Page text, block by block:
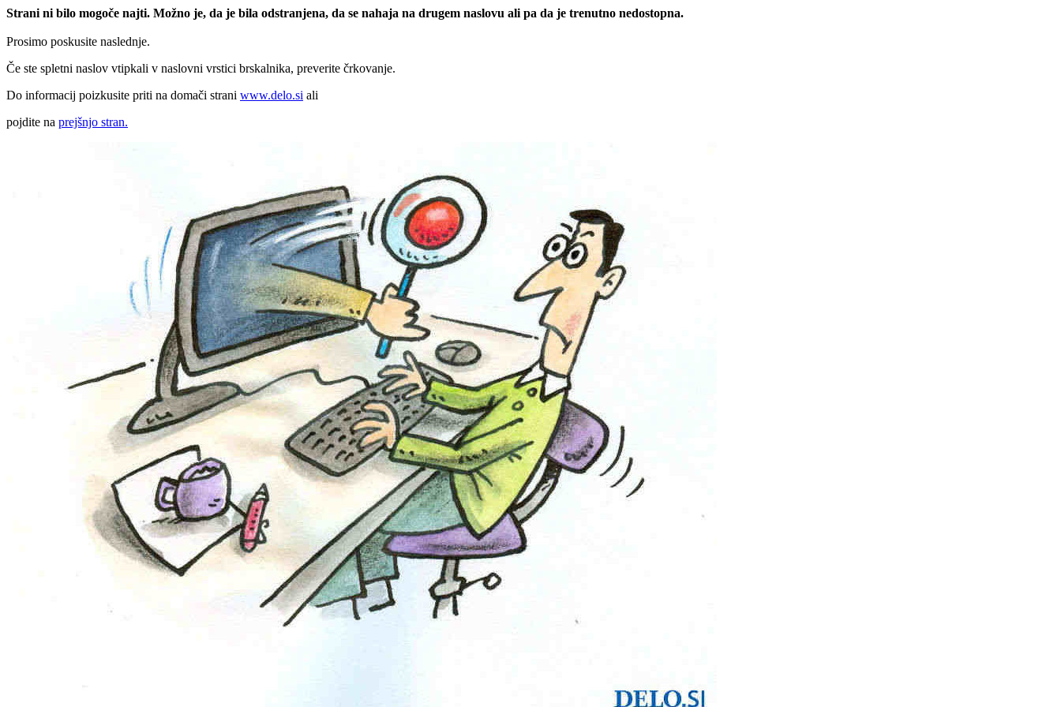
Strani ni bilo mogoče najti. Možno je, da je bila odstranjena, da se nahaja na drugem naslovu ali pa da je trenutno nedostopna.
Prosimo poskusite naslednje.
Če ste spletni naslov vtipkali v naslovni vrstici brskalnika, preverite črkovanje.
Do informacij poizkusite priti na domači strani www.delo.si ali
pojdite na prejšnjo stran.